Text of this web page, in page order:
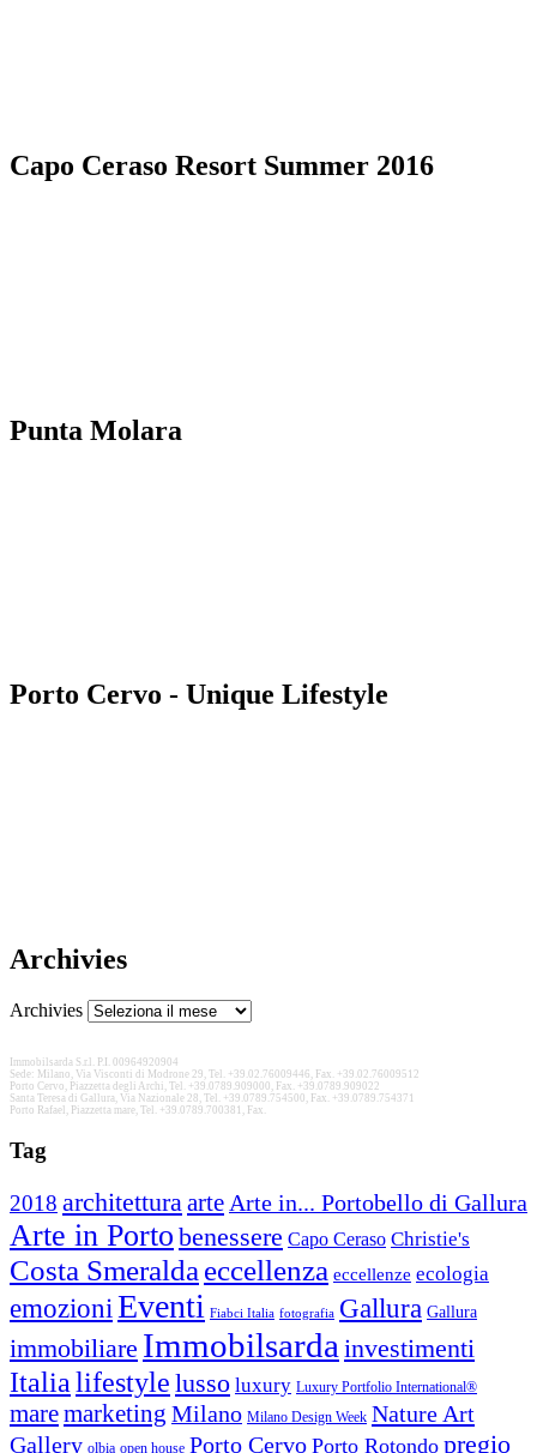
Capo Ceraso Resort Summer 2016
Punta Molara
Porto Cervo - Unique Lifestyle
Archivies
Archivies
Immobilsarda S.r.l. P.I. 00964920904
Sede: Milano, Via Visconti di Modrone 29, Tel. +39.02.76009446, Fax. +39.02.76009512
Porto Cervo, Piazzetta degli Archi, Tel. +39.0789.909000, Fax. +39.0789.909022
Santa Teresa di Gallura, Via Nazionale 28, Tel. +39.0789.754500, Fax. +39.0789.754371
Porto Rafael, Piazzetta mare, Tel. +39.0789.700381, Fax.
Tag
2018 architettura arte Arte in... Portobello di Gallura
Arte in Porto benessere Capo Ceraso Christie's
Costa Smeralda eccellenza eccellenze ecologia
emozioni Eventi Fiabci Italia fotografia Gallura Gallura
immobiliare Immobilsarda investimenti
Italia lifestyle lusso luxury Luxury Portfolio International®
maremarketing Milano Milano Design Week Nature Art
Gallery olbia open house Porto Cervo Porto Rotondo pregio